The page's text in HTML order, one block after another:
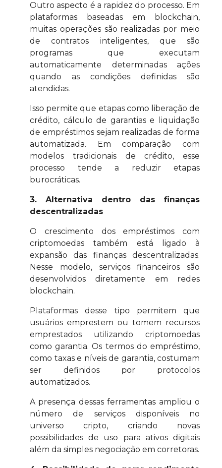
Outro aspecto é a rapidez do processo. Em
plataformas baseadas em blockchain,
muitas operações são realizadas por meio
de contratos inteligentes, que são
programas que executam
automaticamente determinadas ações
quando as condições definidas são
atendidas.
Isso permite que etapas como liberação de
crédito, cálculo de garantias e liquidação
de empréstimos sejam realizadas de forma
automatizada. Em comparação com
modelos tradicionais de crédito, esse
processo tende a reduzir etapas
burocráticas.
3. Alternativa dentro das finanças
descentralizadas
O crescimento dos empréstimos com
criptomoedas também está ligado à
expansão das finanças descentralizadas.
Nesse modelo, serviços financeiros são
desenvolvidos diretamente em redes
blockchain.
Plataformas desse tipo permitem que
usuários emprestem ou tomem recursos
emprestados utilizando criptomoedas
como garantia. Os termos do empréstimo,
como taxas e níveis de garantia, costumam
ser definidos por protocolos
automatizados.
A presença dessas ferramentas ampliou o
número de serviços disponíveis no
universo cripto, criando novas
possibilidades de uso para ativos digitais
além da simples negociação em corretoras.